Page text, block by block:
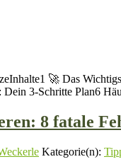
🚀 Das
3-Schritte Plan6
8 fatale
Kategorie(n):